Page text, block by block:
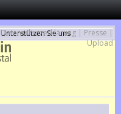
Unterstützen Sie uns
Datenschutzerklärung | Presse |
Upload